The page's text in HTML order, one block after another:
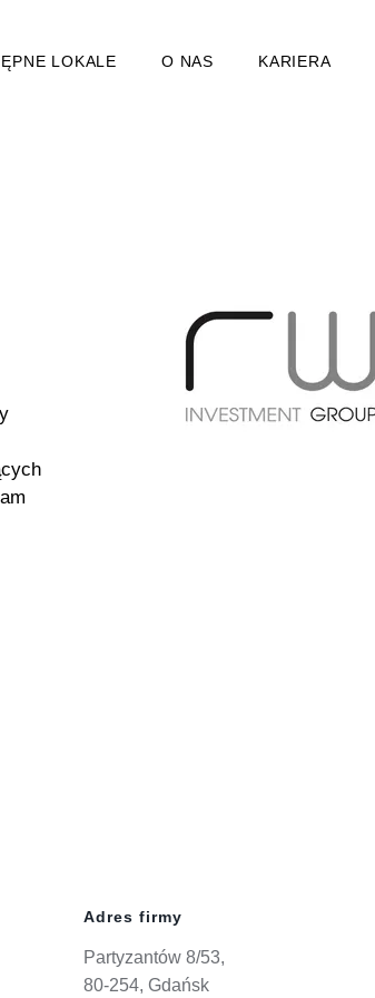
LOKALE O NAS KARIERA
Adres firmy
Partyzantów 8/53,
80-254, Gdańsk